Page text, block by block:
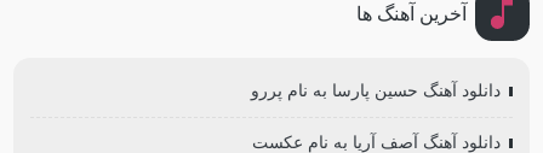
آخرین آهنگ ها
دانلود آهنگ حسین پارسا به نام پررو
دانلود آهنگ آصف آریا به نام عکست